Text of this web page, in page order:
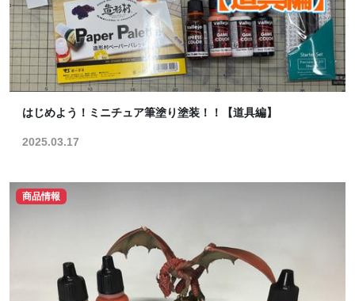
はじめよう！ミニチュア筆塗り塗装！！【道具編】
2025.03.17
商品情報